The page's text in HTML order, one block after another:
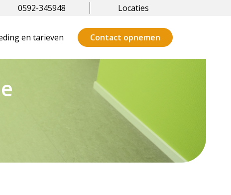
0592-345948 Locaties
en tarieven Contact opnemen